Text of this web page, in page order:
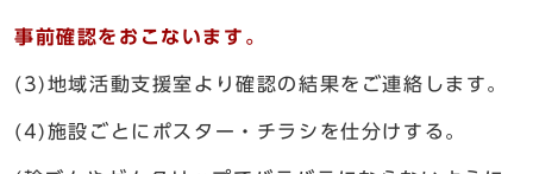
事前確認をおこないます。
(3)地域活動支援室より確認の結果をご連絡します。
(4)施設ごとにポスター・チラシを仕分けする。